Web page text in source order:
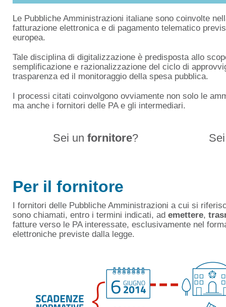
Le Pubbliche Amministrazioni italiane sono coinvolte
fatturazione elettronica e di pagamento telematico
europea.
Tale disciplina di digitalizzazione è predisposta allo
semplificazione e razionalizzazione del ciclo di
trasparenza ed il monitoraggio della spesa pubblica.
I processi citati coinvolgono ovviamente non solo le
ma anche i fornitori delle PA e gli intermediari.
Sei un fornitore?
Per il fornitore
I fornitori delle Pubbliche Amministrazioni a cui si
sono chiamati, entro i termini indicati, ad emettere,
fatture verso le PA interessate, esclusivamente nel
elettroniche previste dalla legge.